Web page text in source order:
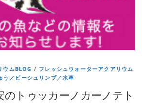
ウムBLOG / フレッシュウォーターアクアリウム
う／ビーシュリンプ／水草
のトゥッカーノカーノテト